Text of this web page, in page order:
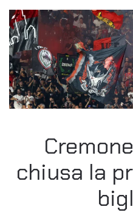
chiusa la